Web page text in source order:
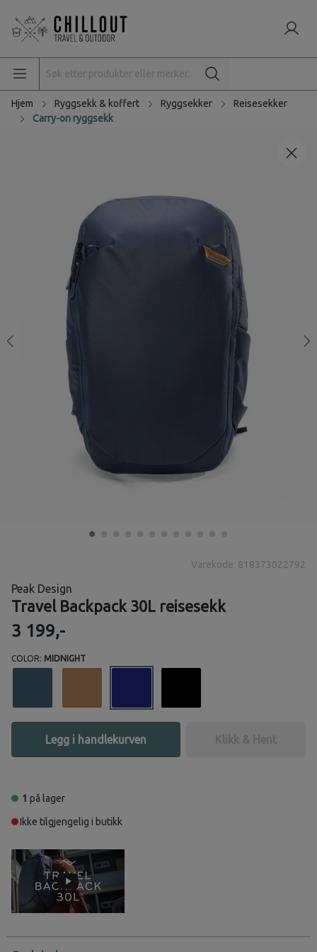
Hjem Ryggsekk & koffert Ryggsekker
Reisesekker
Carry-on ryggsekk
Varekode: 818373022792
Peak Design
Travel Backpack 30L reisesekk
3 199,-
COLOR: MIDNIGHT
Legg i handlekurven Klikk & Hent
1 på lager
Ikke tilgjengelig i butikk